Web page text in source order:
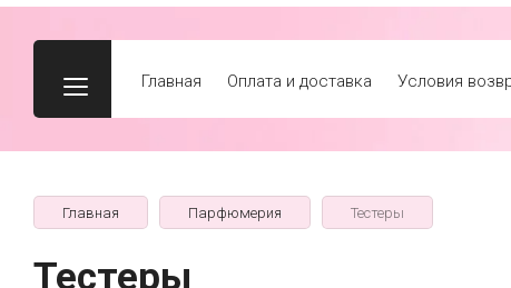
Главная Оплата и доставка Условия
Главная Парфюмерия Тестеры
Тестеры